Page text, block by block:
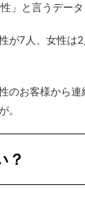
」と言うデータ
が7人、女性は
のお客様から
。
？